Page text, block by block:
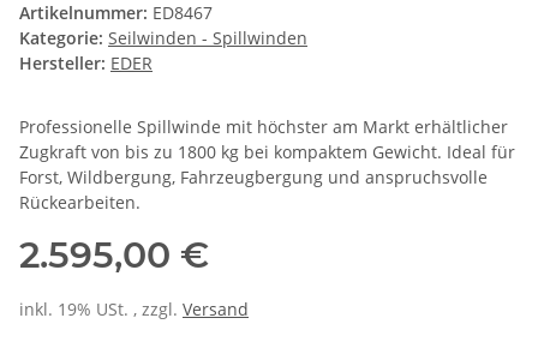
Artikelnummer: ED8467
Kategorie: Seilwinden - Spillwinden
Hersteller: EDER
Professionelle Spillwinde mit höchster am Markt erhältlicher
Zugkraft von bis zu 1800 kg bei kompaktem Gewicht. Ideal für
Forst, Wildbergung, Fahrzeugbergung und anspruchsvolle
Rückearbeiten.
2.595,00 €
inkl. 19% USt. , zzgl. Versand